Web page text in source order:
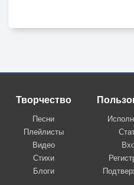
Творчество
Песни
Плейлисты
Видео
Стихи
Блоги